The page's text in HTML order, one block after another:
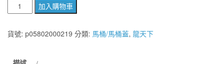
體
馬
加入購物車
貨號: p05802000219 分類: 馬桶/馬桶蓋, 龍天下